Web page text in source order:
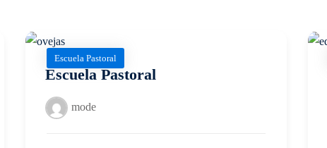
Escuela Pastoral
Escuela Pastoral
mode